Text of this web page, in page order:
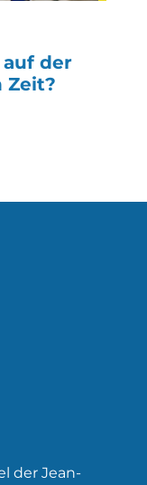
auf der
Zeit?
der Jean-